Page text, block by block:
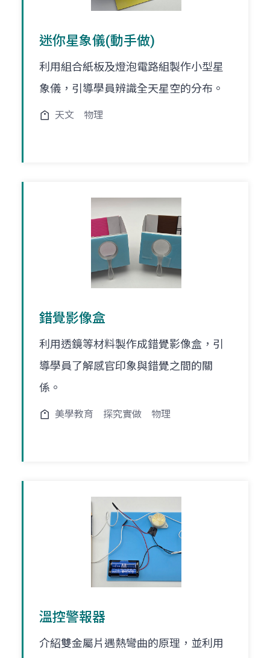
迷你星象儀(動手做)
利用組合紙板及燈泡電路組製作小型星
象儀，引導學員辨識全天星空的分布。
天文 物理
錯覺影像盒
利用透鏡等材料製作成錯覺影像盒，引
導學員了解感官印象與錯覺之間的關
係。
美學教育 探究實做 物理
溫控警報器
介紹雙金屬片遇熱彎曲的原理，並利用